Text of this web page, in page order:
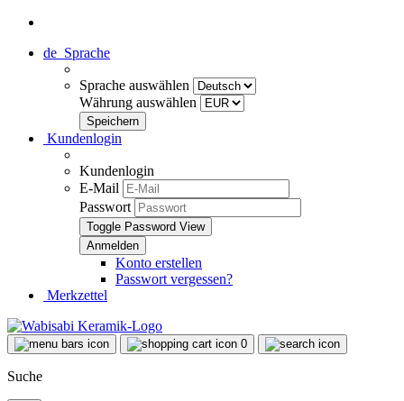
de Sprache
Sprache auswählen
Währung auswählen
Kundenlogin
Kundenlogin
E-Mail
Passwort
Toggle Password View
Konto erstellen
Passwort vergessen?
Merkzettel
0
Suche